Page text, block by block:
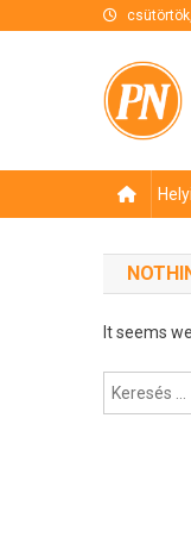
It seems
Keresés: